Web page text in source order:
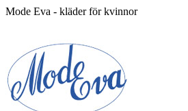
Mode Eva - kläder för kvinnor